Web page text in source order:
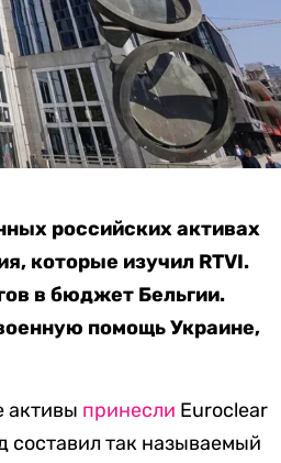
российских активах
которые изучил RTVI.
в бюджет Бельгии.
помощь Украине,
активы принесли Euroclear
так называемый